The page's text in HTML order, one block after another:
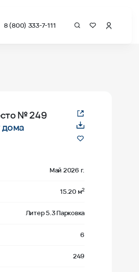
8 (800) 333-7-111
№ 249
Май 2026 г.
15.20 м2
Литер 5.3 Парковка
6
249